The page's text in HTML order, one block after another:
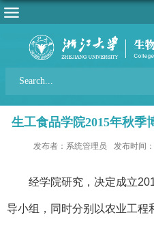
生工食品学院2015年秋季
发布者：系统管理员 发布时间
经学院研究，决定成立
导小组，同时分别以农业工程